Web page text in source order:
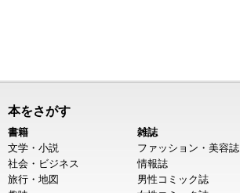
本をさがす
書籍
文学・小説
社会・ビジネス
旅行・地図
雑誌
ファッション・美容誌
情報誌
男性コミック誌